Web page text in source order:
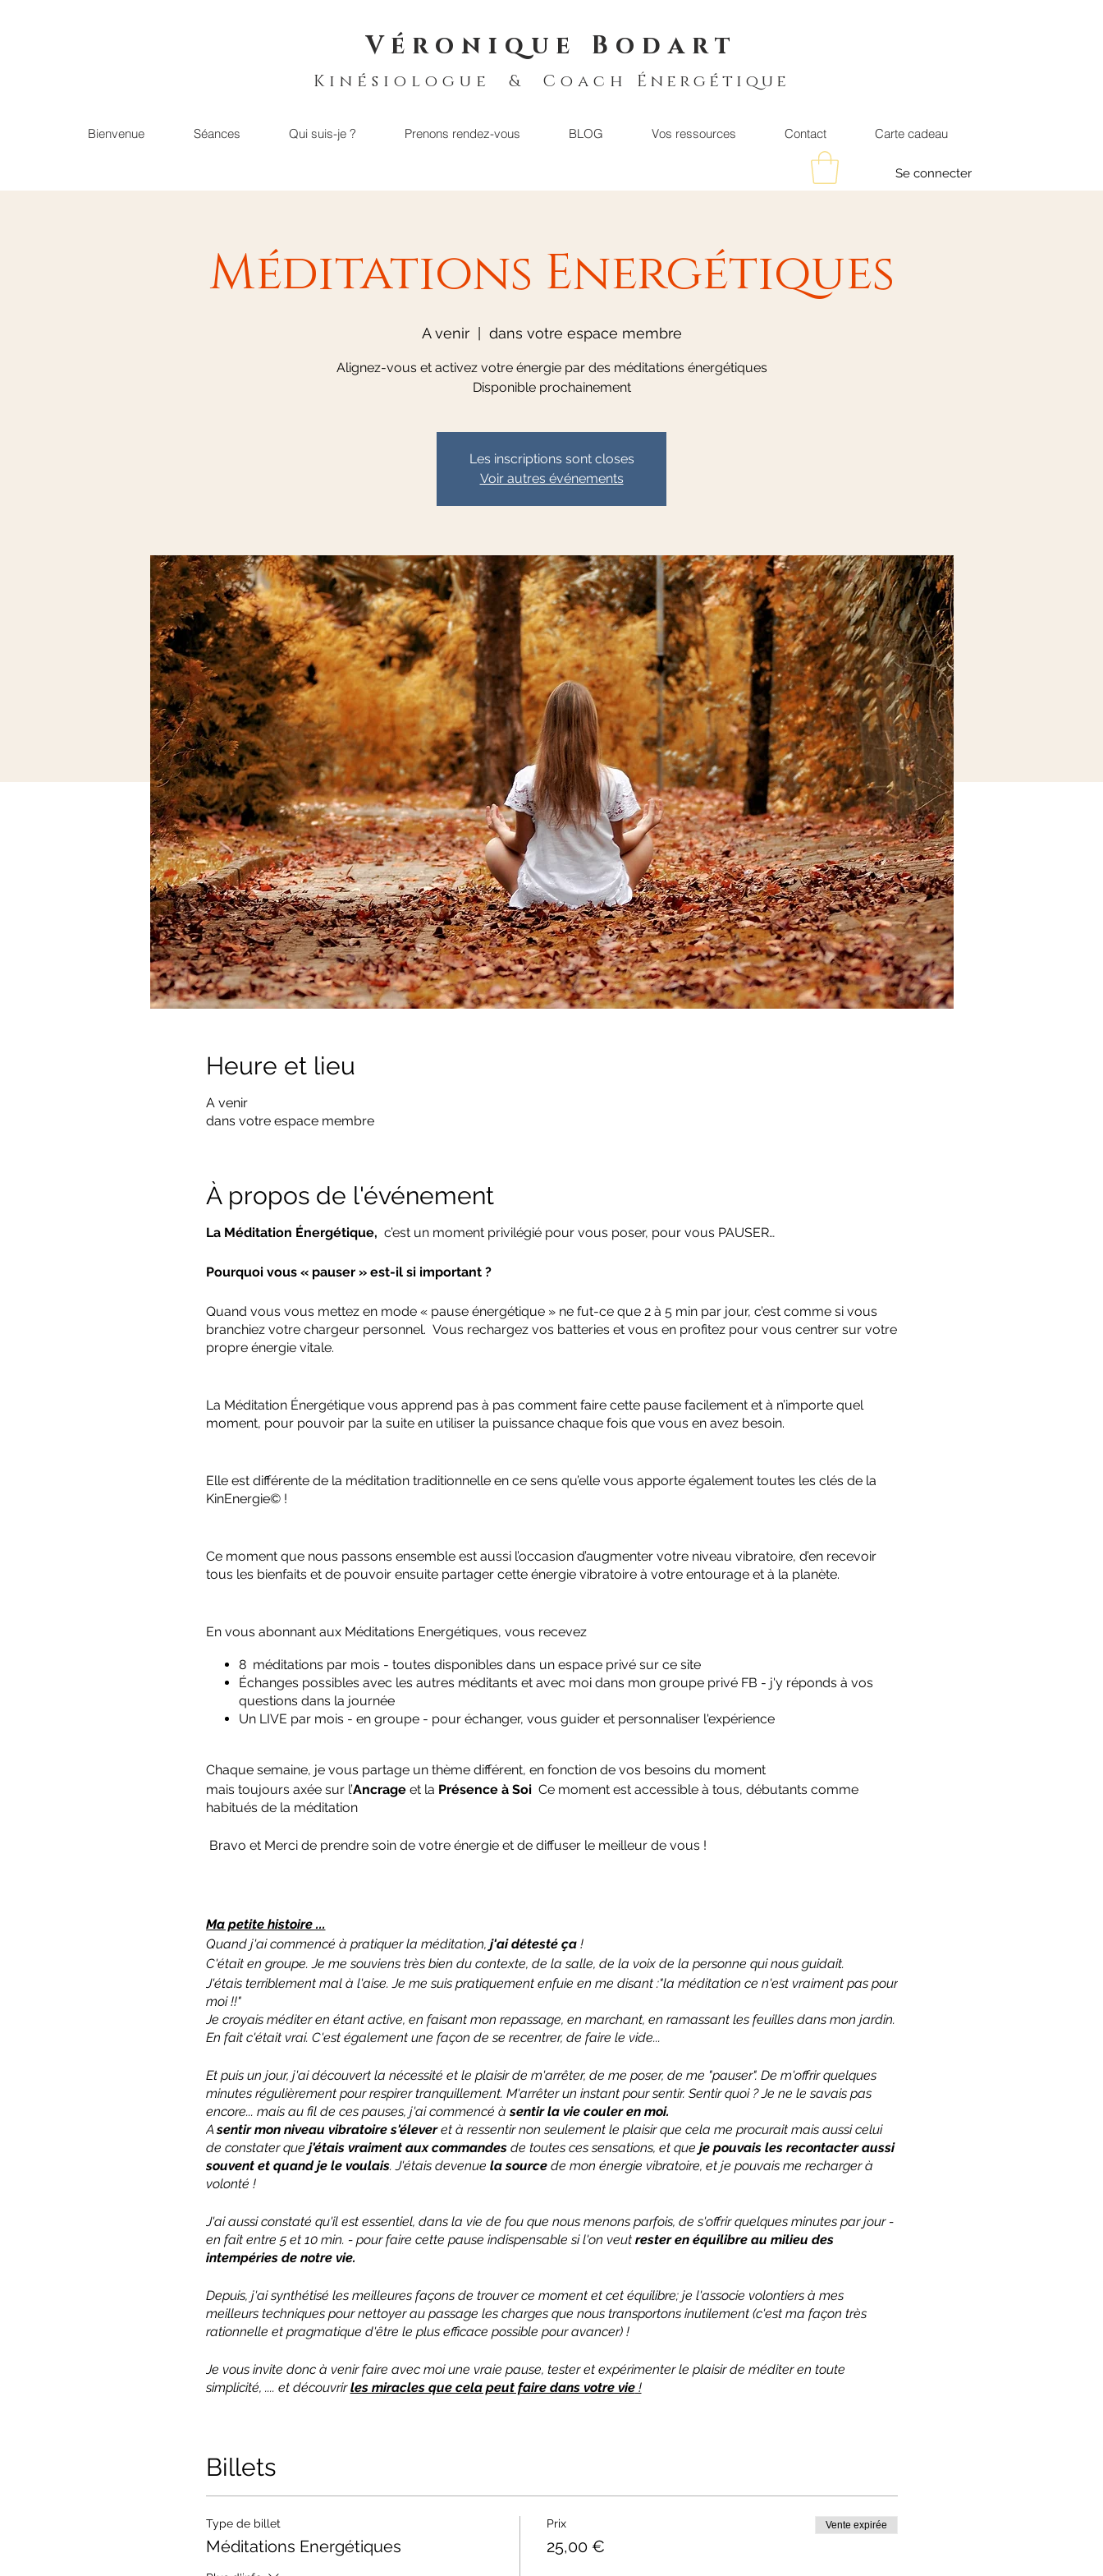
Véronique Bodart
Kinésiologue & Coach Énergétique
Bienvenue Séances Qui suis-je ? Prenons rendez-vous BLOG Vos ressources Contact Carte cadeau
Se connecter
Méditations Energétiques
A venir
  |
dans votre espace membre
Alignez-vous et activez votre énergie par des méditations énergétiques
Disponible prochainement
Les inscriptions sont closes
Voir autres événements
Heure et lieu
A venir
dans votre espace membre
À propos de l'événement
La Méditation Énergétique, c’est un moment privilégié pour vous poser, pour vous PAUSER…
Pourquoi vous « pauser » est-il si important ?
Quand vous vous mettez en mode « pause énergétique » ne fut-ce que 2 à 5 min par jour, c’est comme si vous
branchiez votre chargeur personnel. Vous rechargez vos batteries et vous en profitez pour vous centrer sur votre
propre énergie vitale.
La Méditation Énergétique vous apprend pas à pas comment faire cette pause facilement et à n’importe quel
moment, pour pouvoir par la suite en utiliser la puissance chaque fois que vous en avez besoin.
Elle est différente de la méditation traditionnelle en ce sens qu’elle vous apporte également toutes les clés de la
KinEnergie© !
Ce moment que nous passons ensemble est aussi l’occasion d’augmenter votre niveau vibratoire, d’en recevoir
tous les bienfaits et de pouvoir ensuite partager cette énergie vibratoire à votre entourage et à la planète.
En vous abonnant aux Méditations Energétiques, vous recevez
8 méditations par mois - toutes disponibles dans un espace privé sur ce site
Échanges possibles avec les autres méditants et avec moi dans mon groupe privé FB - j'y réponds à vos
questions dans la journée
Un LIVE par mois - en groupe - pour échanger, vous guider et personnaliser l'expérience
Chaque semaine, je vous partage un thème différent, en fonction de vos besoins du moment
mais toujours axée sur l’Ancrageet la Présence à Soi Ce moment est accessible à tous, débutants comme
habitués de la méditation
Bravo et Merci de prendre soin de votre énergie et de diffuser le meilleur de vous !
Ma petite histoire ...
Quand j'ai commencé à pratiquer la méditation, j'ai détesté ça!
C'était en groupe. Je me souviens très bien du contexte, de la salle, de la voix de la personne qui nous guidait.
J'étais terriblement mal à l'aise. Je me suis pratiquement enfuie en me disant :"la méditation ce n'est vraiment pas pour
moi !!"
Je croyais méditer en étant active, en faisant mon repassage, en marchant, en ramassant les feuilles dans mon jardin.
En fait c'était vrai. C'est également une façon de se recentrer, de faire le vide...
Et puis un jour, j'ai découvert la nécessité et le plaisir de m'arrêter, de me poser, de me "pauser". De m'offrir quelques
minutes régulièrement pour respirer tranquillement. M'arrêter un instant pour sentir. Sentir quoi ? Je ne le savais pas
encore... mais au fil de ces pauses, j'ai commencé àsentir la vie couler en moi.
Asentir mon niveau vibratoire s'éleveret à ressentir non seulement le plaisir que cela me procurait mais aussi celui
de constater que j'étais vraiment aux commandesde toutes ces sensations, et que je pouvais les recontacter aussi
souvent et quand je le voulais. J'étais devenue la sourcede mon énergie vibratoire, et je pouvais me recharger à
volonté !
J'ai aussi constaté qu'il est essentiel, dans la vie de fou que nous menons parfois, de s'offrir quelques minutes par jour -
en fait entre 5 et 10 min. - pour faire cette pause indispensable si l'on veut rester en équilibre au milieu des
intempéries de notre vie.
Depuis, j'ai synthétisé les meilleures façons de trouver ce moment et cet équilibre; je l'associe volontiers à mes
meilleurs techniques pour nettoyer au passage les charges que nous transportons inutilement (c'est ma façon très
rationnelle et pragmatique d'être le plus efficace possible pour avancer) !
Je vous invite donc à venir faire avec moi une vraie pause, tester et expérimenter le plaisir de méditer en toute
simplicité, .... et découvrirles miracles que cela peut faire dans votre vie!
Billets
Type de billet
Méditations Energétiques
Prix
25,00 €
Vente expirée